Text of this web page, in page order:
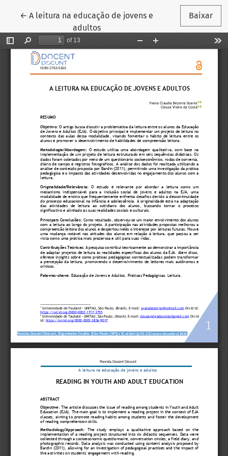
←Voltar aos Detalhes do Artigo
A leitura na educação de jovens e
adultos
Baixar